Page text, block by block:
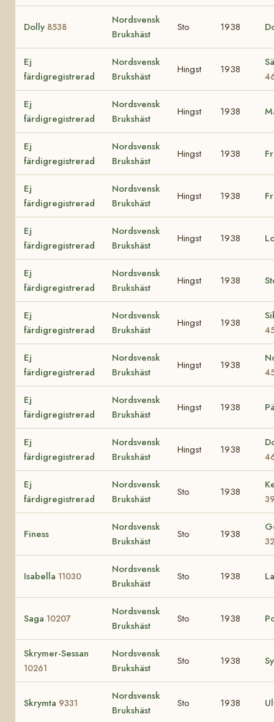
Dolly 8538
Nordsvensk
Brukshäst
Sto 1938
Ej
färdigregistrerad
Nordsvensk
Brukshäst
Hingst 1938
Ej
färdigregistrerad
Nordsvensk
Brukshäst
Hingst 1938
Ej
färdigregistrerad
Nordsvensk
Brukshäst
Hingst 1938
Ej
färdigregistrerad
Nordsvensk
Brukshäst
Hingst 1938
Ej
färdigregistrerad
Nordsvensk
Brukshäst
Hingst 1938
Ej
färdigregistrerad
Nordsvensk
Brukshäst
Hingst 1938
Ej
färdigregistrerad
Nordsvensk
Brukshäst
Hingst 1938
Ej
färdigregistrerad
Nordsvensk
Brukshäst
Hingst 1938
Ej
färdigregistrerad
Nordsvensk
Brukshäst
Hingst 1938
Ej
färdigregistrerad
Nordsvensk
Brukshäst
Hingst 1938
Ej
färdigregistrerad
Nordsvensk
Brukshäst
Sto 1938
Finess
Nordsvensk
Brukshäst
Sto 1938
Isabella 11030
Nordsvensk
Brukshäst
Sto 1938
Saga 10207
Nordsvensk
Brukshäst
Sto 1938
Skrymer-Sessan
10261
Nordsvensk
Brukshäst
Sto 1938
Skrymta 9331
Nordsvensk
Brukshäst
Sto 1938